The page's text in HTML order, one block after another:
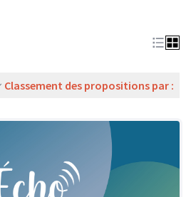
Classement des propositions par :